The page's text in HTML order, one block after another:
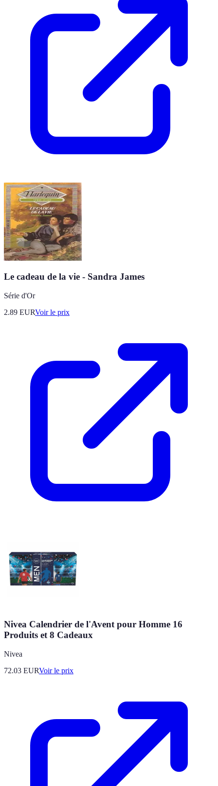
Le cadeau de la vie - Sandra James
Série d'Or
2.89 EURVoir le prix
Nivea Calendrier de l'Avent pour Homme 16
Produits et 8 Cadeaux
Nivea
72.03 EURVoir le prix